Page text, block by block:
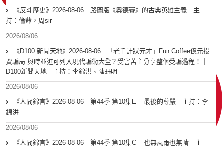
《反斗歷史》2026-08-06︱路蘭版《奧德賽》的古典英雄主義︱主
持：倫爺，周sir
2026/08/06
《D100 新聞天地》2026-08-06｜「老千計狀元才」Fun Coffee億元投
資騙局 與時並進可列入現代騙術大全？受害苦主分享整個受騙過程！｜
D100新聞天地｜主持：李錦洪、陳珏明
2026/08/06
《人間錦言》2026-08-06︱第44季 第10集E – 最後的尊嚴︱主持：李
錦洪
2026/08/06
《人間錦言》2026-08-06︱第44季 第10集C – 也無風雨也無晴︱主